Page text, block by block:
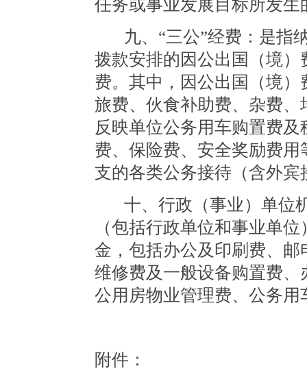
任务或事业发展目标所发生
九、 “三公”经费：是指
拨款安排的因公出国（境
费。其中，因公出国（境
旅费、伙食补助费、杂费
反映单位公务用车购置费
费、保险费、安全奖励费
支的各类公务接待（含外宾
十、行政（事业）单位
（包括行政单位和事业单
金，包括办公及印刷费、
维修费及一般设备购置费
公用房物业管理费、公务
附件：